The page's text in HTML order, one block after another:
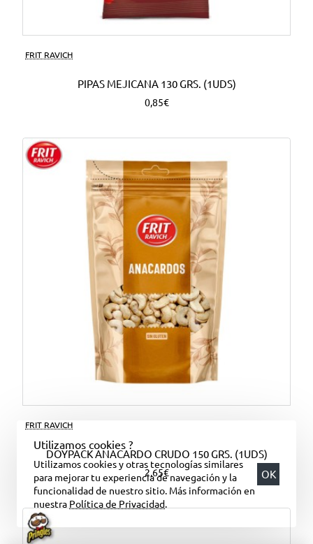
Utilizamos cookies ?
Utilizamos cookies y otras tecnologías similares
para mejorar tu experiencia de navegación y la
funcionalidad de nuestro sitio. Más información en
nuestra Política de Privacidad.
OK
FRIT RAVICH
PIPAS MEJICANA 130 GRS. (1UDS)
0,85€
FRIT RAVICH
DOYPACK ANACARDO CRUDO 150 GRS. (1UDS)
2,65€